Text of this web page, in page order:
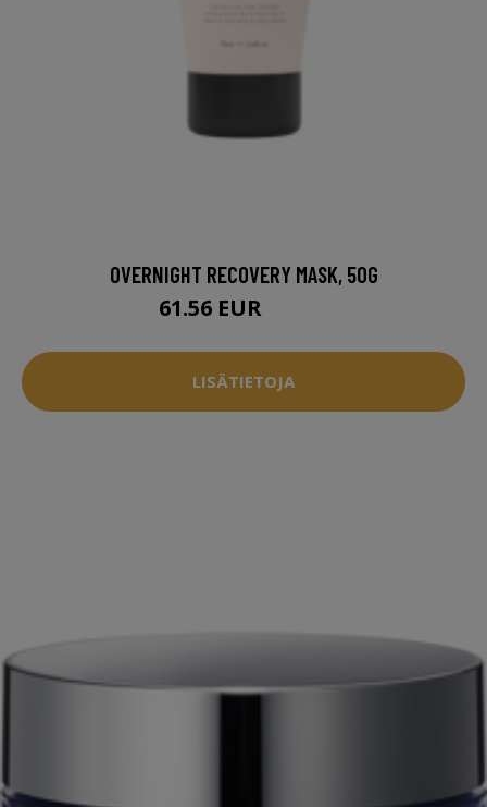
OVERNIGHT RECOVERY MASK, 50G
61.56 EUR
LISÄTIETOJA